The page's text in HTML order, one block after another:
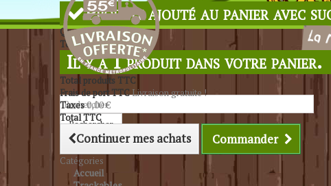
Rechercher
Produit ajouté au panier avec
Quantité
Total
Il y a 1 produit dans votre panier.
Total produits TTC
Frais de port TTCLivraison gratuite !
Taxes0,00 €
Total TTC
Continuer mes achats Commander
Catégories
Accueil